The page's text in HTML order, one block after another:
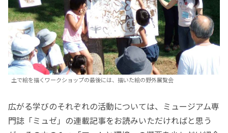
土で絵を描くワークショップの最後には、描いた絵の野外展覧会
広がる学びのそれぞれの活動については、ミュージアム専
門誌「ミュゼ」の連載記事をお読みいただければと思う